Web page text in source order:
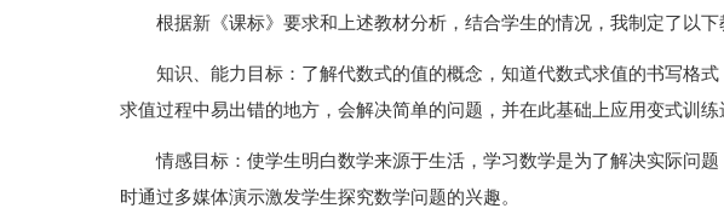
根据新《课标》要求和上述教材分析，结合学生的情况，我制定了以下
知识、能力目标：了解代数式的值的概念，知道代数式求值的书写格
求值过程中易出错的地方，会解决简单的问题，并在此基础上应用变式训练
情感目标：使学生明白数学来源于生活，学习数学是为了解决实际问
时通过多媒体演示激发学生探究数学问题的兴趣。